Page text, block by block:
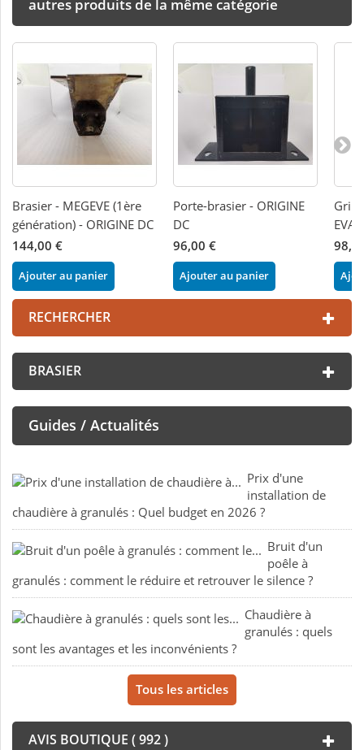
autres produits de la même catégorie
Brasier - MEGEVE (1ère
génération) - ORIGINE DC
144,00 €
Ajouter au panier
Porte-brasier - ORIGINE
DC
96,00 €
Ajouter au panier
EVA
RECHERCHER
BRASIER
Guides / Actualités
Prix d'une
installation de
chaudière à granulés : Quel budget en 2026 ?
Bruit d'un
poêle à
granulés : comment le réduire et retrouver le silence ?
Chaudière à
granulés : quels
sont les avantages et les inconvénients ?
Tous les articles
AVIS BOUTIQUE ( 992 )